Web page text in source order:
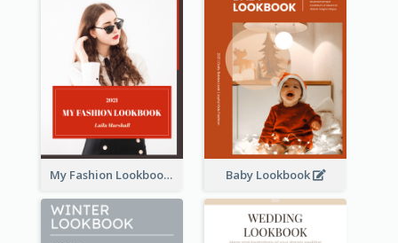
My Fashion Lookbook Baby Lookbook